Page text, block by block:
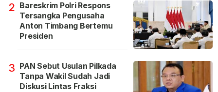
2 Bareskrim Polri Respons
Tersangka Pengusaha
Anton Timbang Bertemu
Presiden
3 PAN Sebut Usulan Pilkada
Tanpa Wakil Sudah Jadi
Diskusi Lintas Fraksi